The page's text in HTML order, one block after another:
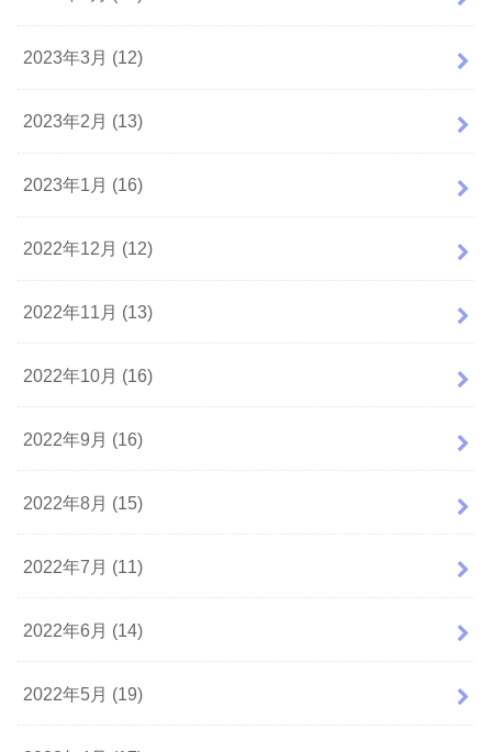
2023年3月 (12)
2023年2月 (13)
2023年1月 (16)
2022年12月 (12)
2022年11月 (13)
2022年10月 (16)
2022年9月 (16)
2022年8月 (15)
2022年7月 (11)
2022年6月 (14)
2022年5月 (19)